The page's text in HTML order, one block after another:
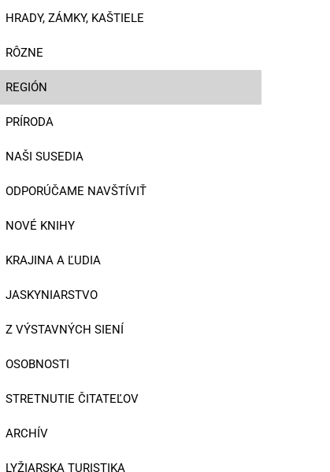
HRADY, ZÁMKY, KAŠTIELE
RÔZNE
REGIÓN
PRÍRODA
NAŠI SUSEDIA
ODPORÚČAME NAVŠTÍVIŤ
NOVÉ KNIHY
KRAJINA A ĽUDIA
JASKYNIARSTVO
Z VÝSTAVNÝCH SIENÍ
OSOBNOSTI
STRETNUTIE ČITATEĽOV
ARCHÍV
LYŽIARSKA TURISTIKA